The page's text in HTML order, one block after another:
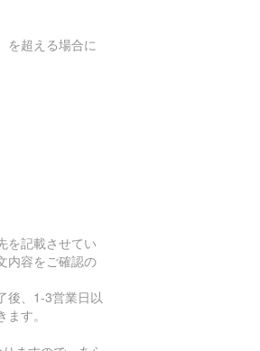
を超える場合に
を記載させてい
内容をご確認の
後、1-3営業日以
す。